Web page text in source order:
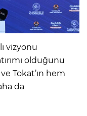
vizyonu
olduğunu
Tokat’ın hem
da